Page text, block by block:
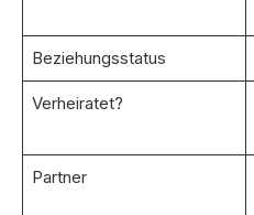
Beziehungsstatus
Verheiratet?
Partner